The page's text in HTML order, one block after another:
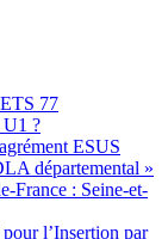
77
U1 ?
ESUS
départemental »
France : Seine-et-
l’Insertion par